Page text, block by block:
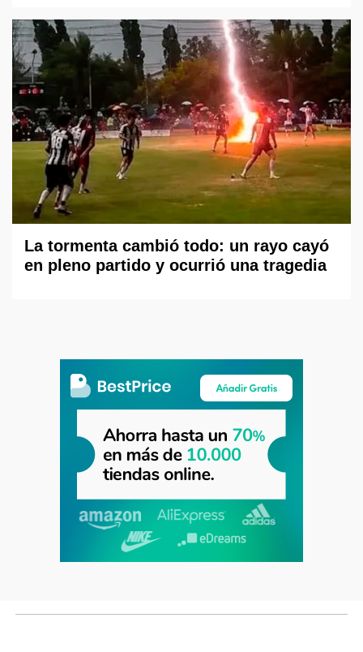
La tormenta cambió todo: un rayo cayó
en pleno partido y ocurrió una tragedia